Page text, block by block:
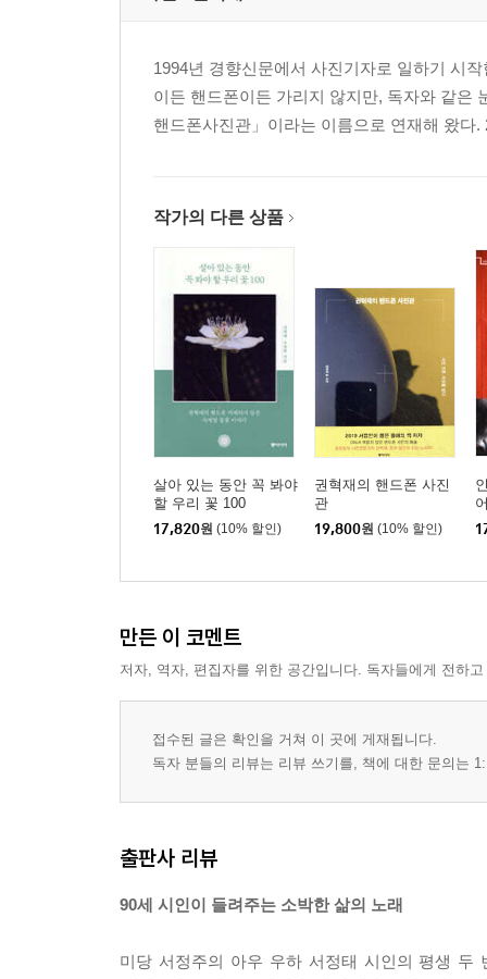
1994년 경향신문에서 사진기자로 일하기 시
이든 핸드폰이든 가리지 않지만, 독자와 같은
핸드폰사진관」이라는 이름으로 연재해 왔다
작가의 다른 상품
살아 있는 동안 꼭 봐야
할 우리 꽃 100
17,820원 (10% 할인)
권혁재의 핸드폰 사진
관
19,800원 (10% 할인)
만든 이 코멘트
저자, 역자, 편집자를 위한 공간입니다. 독자들에게 전하
접수된 글은 확인을 거쳐 이 곳에 게재됩니다.
독자 분들의 리뷰는 리뷰 쓰기를, 책에 대한 문의는
출판사 리뷰
90세 시인이 들려주는 소박한 삶의 노래
미당 서정주의 아우 우하 서정태 시인의 평생